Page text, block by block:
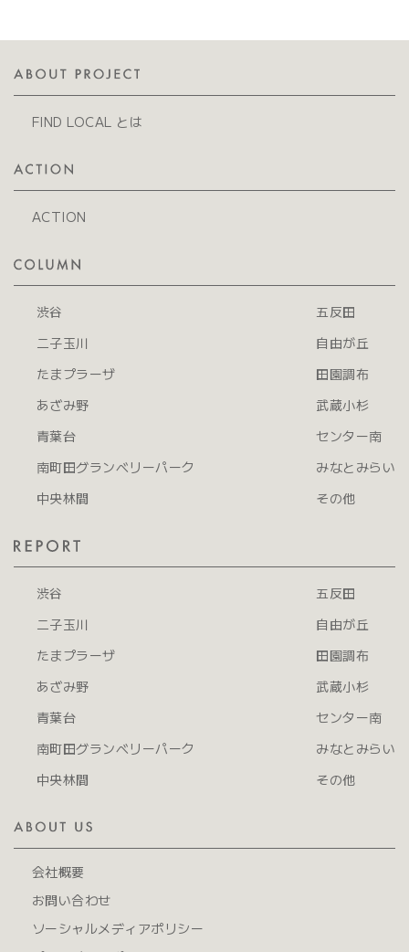
FIND LOCAL とは
ACTION
渋谷
二子玉川
たまプラーザ
あざみ野
青葉台
南町田グランベリーパーク
中央林間
五反田
自由が丘
田園調布
武蔵小杉
センター南
みなとみらい
その他
渋谷
二子玉川
たまプラーザ
あざみ野
青葉台
南町田グランベリーパーク
中央林間
五反田
自由が丘
田園調布
武蔵小杉
センター南
みなとみらい
その他
会社概要
お問い合わせ
ソーシャルメディアポリシー